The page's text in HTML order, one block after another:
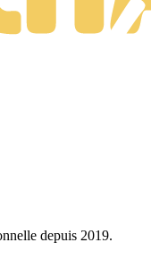
depuis 2019.